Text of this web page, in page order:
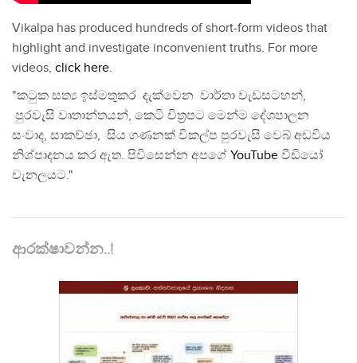
Vikalpa has produced hundreds of short-form videos that
highlight and investigate inconvenient truths. For more
videos, click here.
"කටුක සත්‍ය ඉස්මතුකර දැක්වෙන වාර්තා වැඩසටහන්,
පුරවැසි වෘතාන්තයන්, කෙටි චිත්‍රපට මෙන්ම දේශපාලන
සංවාද, සාකච්ඡා, සිය ගණනක් විකල්ප පුරවැසි වෙබ් අඩවිය
නිශ්පාදනය කර ඇත. පිවිසෙන්න අපගේ YouTube වීඩියෝ
චැනලයට."
ආරක්ෂාවන්න..!